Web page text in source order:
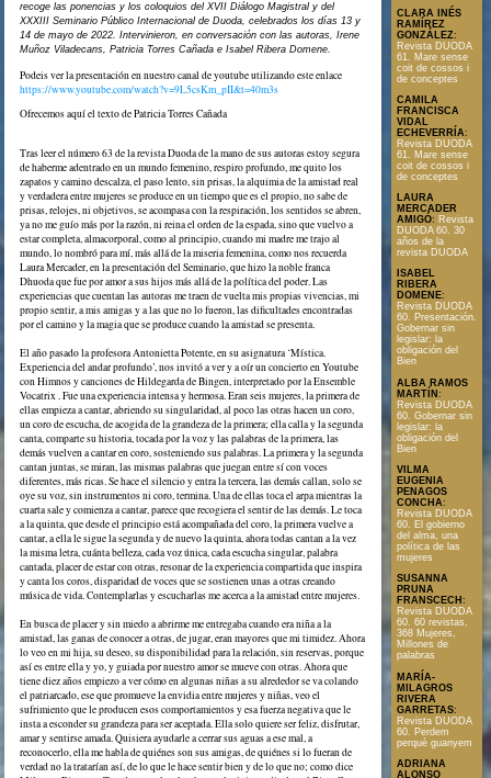
recoge las ponencias y los coloquios del XVII Diálogo Magistral y del
XXXIII Seminario Público Internacional de Duoda, celebrados los días 13 y
14 de mayo de 2022. Intervinieron, en conversación con las autoras, Irene
Muñoz Viladecans, Patricia Torres Cañada e Isabel Ribera Domene.
Podeis ver la presentación en nuestro canal de youtube utilizando este enlace
https://www.youtube.com/watch?v=9L5csKm_pII&t=40m3s
Ofrecemos aquí el texto de Patricia Torres Cañada
Tras leer el número 63 de la revista Duoda de la mano de sus autoras estoy segura
de haberme adentrado en un mundo femenino, respiro profundo, me quito los
zapatos y camino descalza, el paso lento, sin prisas, la alquimia de la amistad real
y verdadera entre mujeres se produce en un tiempo que es el propio, no sabe de
prisas, relojes, ni objetivos, se acompasa con la respiración, los sentidos se abren,
ya no me guío más por la razón, ni reina el orden de la espada, sino que vuelvo a
estar completa, almacorporal, como al principio, cuando mi madre me trajo al
mundo, lo nombró para mí, más allá de la miseria femenina, como nos recuerda
Laura Mercader, en la presentación del Seminario, que hizo la noble franca
Dhuoda que fue por amor a sus hijos más allá de la política del poder. Las
experiencias que cuentan las autoras me traen de vuelta mis propias vivencias, mi
propio sentir, a mis amigas y a las que no lo fueron, las dificultades encontradas
por el camino y la magia que se produce cuando la amistad se presenta.
El año pasado la profesora Antonietta Potente, en su asignatura ‘Mística.
Experiencia del andar profundo’, nos invitó a ver y a oír un concierto en Youtube
con Himnos y canciones de Hildegarda de Bingen, interpretado por la Ensemble
Vocatrix . Fue una experiencia intensa y hermosa. Eran seis mujeres, la primera de
ellas empieza a cantar, abriendo su singularidad, al poco las otras hacen un coro,
un coro de escucha, de acogida de la grandeza de la primera; ella calla y la segunda
canta, comparte su historia, tocada por la voz y las palabras de la primera, las
demás vuelven a cantar en coro, sosteniendo sus palabras. La primera y la segunda
cantan juntas, se miran, las mismas palabras que juegan entre sí con voces
diferentes, más ricas. Se hace el silencio y entra la tercera, las demás callan, solo se
oye su voz, sin instrumentos ni coro, termina. Una de ellas toca el arpa mientras la
cuarta sale y comienza a cantar, parece que recogiera el sentir de las demás. Le toca
a la quinta, que desde el principio está acompañada del coro, la primera vuelve a
cantar, a ella le sigue la segunda y de nuevo la quinta, ahora todas cantan a la vez
la misma letra, cuánta belleza, cada voz única, cada escucha singular, palabra
cantada, placer de estar con otras, resonar de la experiencia compartida que inspira
y canta los coros, disparidad de voces que se sostienen unas a otras creando
música de vida. Contemplarlas y escucharlas me acerca a la amistad entre mujeres.
En busca de placer y sin miedo a abrirme me entregaba cuando era niña a la
amistad, las ganas de conocer a otras, de jugar, eran mayores que mi timidez. Ahora
lo veo en mi hija, su deseo, su disponibilidad para la relación, sin reservas, porque
así es entre ella y yo, y guiada por nuestro amor se mueve con otras. Ahora que
tiene diez años empiezo a ver cómo en algunas niñas a su alrededor se va colando
el patriarcado, ese que promueve la envidia entre mujeres y niñas, veo el
sufrimiento que le producen esos comportamientos y esa fuerza negativa que le
insta a esconder su grandeza para ser aceptada. Ella solo quiere ser feliz, disfrutar,
amar y sentirse amada. Quisiera ayudarle a cerrar sus aguas a ese mal, a
reconocerlo, ella me habla de quiénes son sus amigas, de quiénes si lo fueran de
verdad no la tratarían así, de lo que le hace sentir bien y de lo que no; como dice
CLARA INÉS
RAMÍREZ
GONZÁLEZ:
Revista DUODA
61. Mare sense
coit de cossos i
de conceptes
CAMILA
FRANCISCA
VIDAL
ECHEVERRÍA:
Revista DUODA
61. Mare sense
coit de cossos i
de conceptes
LAURA
MERCADER
AMIGÓ: Revista
DUODA 60. 30
años de la
revista DUODA
ISABEL
RIBERA
DOMENE:
Revista DUODA
60. Presentación.
Gobernar sin
legislar: la
obligación del
Bien
ALBA RAMOS
MARTÍN :
Revista DUODA
60. Gobernar sin
legislar: la
obligación del
Bien
VILMA
EUGENIA
PENAGOS
CONCHA:
Revista DUODA
60. El gobierno
del alma, una
política de las
mujeres
SUSANNA
PRUNA
FRANSCECH :
Revista DUODA
60. 60 revistas,
368 Mujeres,
Millones de
palabras
MARÍA-
MILAGROS
RIVERA
GARRETAS:
Revista DUODA
60. Perdem
perquè guanyem
ADRIANA
ALONSO